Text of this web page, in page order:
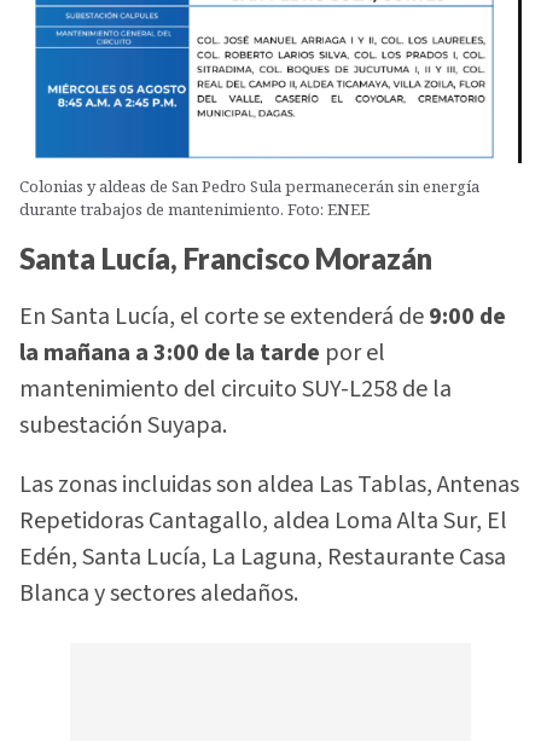
Colonias y aldeas de San Pedro Sula permanecerán sin energía
durante trabajos de mantenimiento. Foto: ENEE
Santa Lucía, Francisco Morazán
En Santa Lucía, el corte se extenderá de9:00 de
la mañana a 3:00 de la tarde por el
mantenimiento del circuito SUY-L258 de la
subestación Suyapa.
Las zonas incluidas son aldea Las Tablas, Antenas
Repetidoras Cantagallo, aldea Loma Alta Sur, El
Edén, Santa Lucía, La Laguna, Restaurante Casa
Blanca y sectores aledaños.